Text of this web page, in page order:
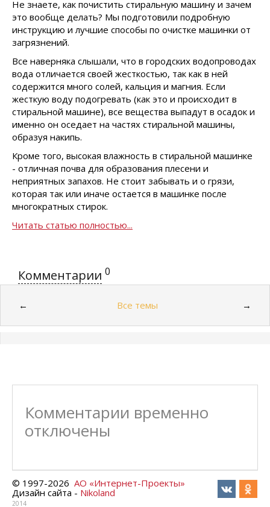
Не знаете, как почистить стиральную машину и зачем
это вообще делать? Мы подготовили подробную
инструкцию и лучшие способы по очистке машинки от
загрязнений.
Все наверняка слышали, что в городских водопроводах
вода отличается своей жесткостью, так как в ней
содержится много солей, кальция и магния. Если
жесткую воду подогревать (как это и происходит в
стиральной машине), все вещества выпадут в осадок и
именно он оседает на частях стиральной машины,
образуя накипь.
Кроме того, высокая влажность в стиральной машинке
- отличная почва для образования плесени и
неприятных запахов. Не стоит забывать и о грязи,
которая так или иначе остается в машинке после
многократных стирок.
Читать статью полностью...
Комментарии 0
← Все темы →
Комментарии временно
отключены
© 1997-2026 АО «Интернет-Проекты»
Дизайн сайта - Nikoland
2014